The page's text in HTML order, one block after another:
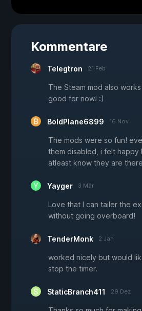
Kommentare
Telegtron 21 Feb
The Steam mod also
good for now! :)
BoldPlane6899 16 Nov
The mods were so fun!
them disabled, i felt happy
atleast know they are
Yayger 3 Mär
Love that I can tailer the
without going overboard!
TenderMonk 2 Jan
worked nicely but would
stop the timer.
StaticBranch411 29 Dez